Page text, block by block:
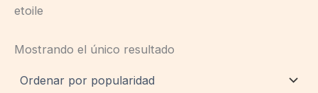
etoile
Mostrando el único resultado